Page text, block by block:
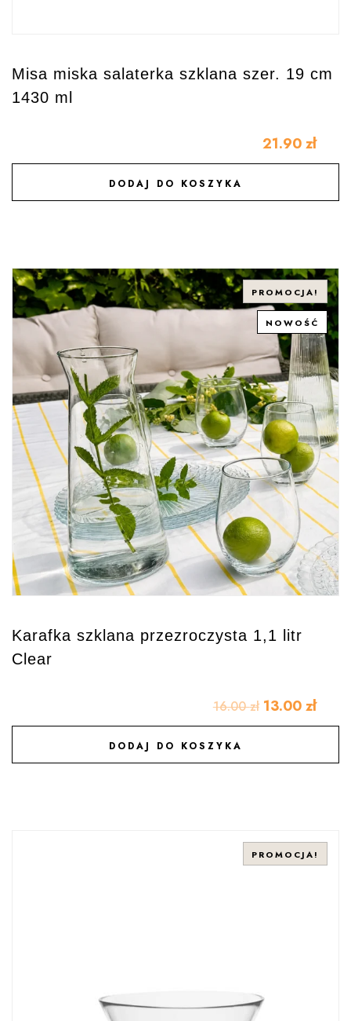
Misa miska salaterka szklana szer. 19 cm
1430 ml
21.90 zł
DODAJ DO KOSZYKA
DODAJ DO ULUBIONYCH
NOWOŚĆ
PROMOCJA!
Karafka szklana przezroczysta 1,1 litr
Clear
16.00zł 13.00 zł
DODAJ DO KOSZYKA
DODAJ DO ULUBIONYCH
PROMOCJA!